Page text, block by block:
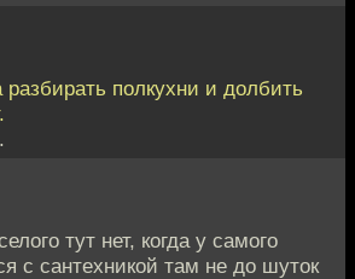
разбирать полкухни и долбить
тут нет, когда у самого
с сантехникой там не до шуток